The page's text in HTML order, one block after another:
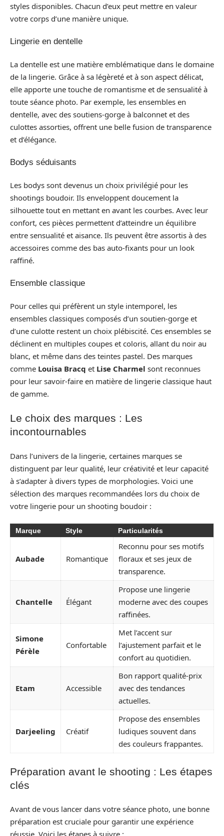
styles disponibles. Chacun d’eux peut mettre en valeur
votre corps d’une manière unique.
Lingerie en dentelle
La dentelle est une matière emblématique dans le domaine
de la lingerie. Grâce à sa légèreté et à son aspect délicat,
elle apporte une touche de romantisme et de sensualité à
toute séance photo. Par exemple, les ensembles en
dentelle, avec des soutiens-gorge à balconnet et des
culottes assorties, offrent une belle fusion de transparence
et d’élégance.
Bodys séduisants
Les bodys sont devenus un choix privilégié pour les
shootings boudoir. Ils enveloppent doucement la
silhouette tout en mettant en avant les courbes. Avec leur
confort, ces pièces permettent d’atteindre un équilibre
entre sensualité et aisance. Ils peuvent être assortis à des
accessoires comme des bas auto-fixants pour un look
raffiné.
Ensemble classique
Pour celles qui préfèrent un style intemporel, les
ensembles classiques composés d’un soutien-gorge et
d’une culotte restent un choix plébiscité. Ces ensembles se
déclinent en multiples coupes et coloris, allant du noir au
blanc, et même dans des teintes pastel. Des marques
comme Louisa Bracq et Lise Charmel sont reconnues
pour leur savoir-faire en matière de lingerie classique haut
de gamme.
Le choix des marques : Les
incontournables
Dans l’univers de la lingerie, certaines marques se
distinguent par leur qualité, leur créativité et leur capacité
à s’adapter à divers types de morphologies. Voici une
sélection des marques recommandées lors du choix de
votre lingerie pour un shooting boudoir :
Marque Style Particularités
Aubade Romantique
Reconnu pour ses motifs
floraux et ses jeux de
transparence.
Chantelle Élégant
Propose une lingerie
moderne avec des coupes
raffinées.
Simone
Pérèle
Confortable
Met l’accent sur
l’ajustement parfait et le
confort au quotidien.
Etam Accessible
Bon rapport qualité-prix
avec des tendances
actuelles.
Darjeeling Créatif
Propose des ensembles
ludiques souvent dans
des couleurs frappantes.
Préparation avant le shooting : Les étapes
clés
Avant de vous lancer dans votre séance photo, une bonne
préparation est cruciale pour garantir une expérience
réussie. Voici les étapes à suivre :